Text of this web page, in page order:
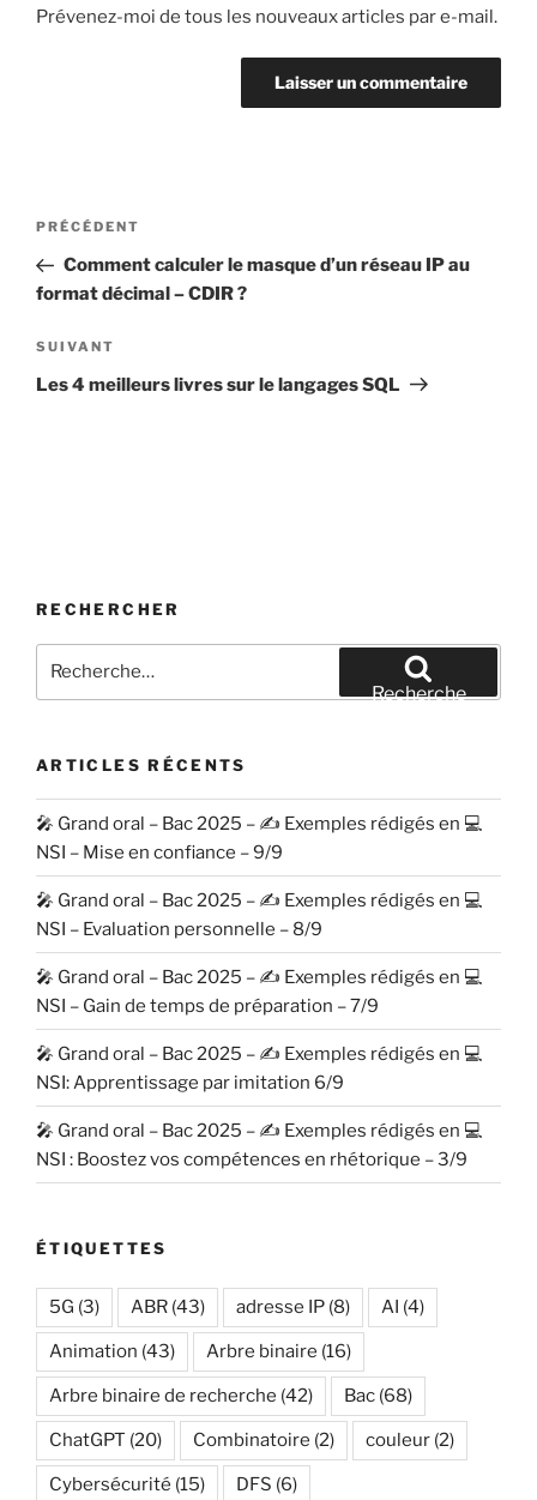
Prévenez-moi de tous les nouveaux articles par e-mail.
Navigation
l’article
Article
précédent
PRÉCÉDENT
Comment calculer le masque d’un réseau IP au
format décimal – CDIR ?
Article
suivant
SUIVANT
Les 4 meilleurs livres sur le langages SQL
RECHERCHER
pour
Recherche
ARTICLES RÉCENTS
🎤 Grand oral – Bac 2025 – ✍️ Exemples rédigés en 💻
NSI – Mise en confiance – 9/9
🎤 Grand oral – Bac 2025 – ✍️ Exemples rédigés en 💻
NSI – Evaluation personnelle – 8/9
🎤 Grand oral – Bac 2025 – ✍️ Exemples rédigés en 💻
NSI – Gain de temps de préparation – 7/9
🎤 Grand oral – Bac 2025 – ✍️ Exemples rédigés en 💻
NSI: Apprentissage par imitation 6/9
🎤 Grand oral – Bac 2025 – ✍️ Exemples rédigés en 💻
NSI : Boostez vos compétences en rhétorique – 3/9
ÉTIQUETTES
5G (3) ABR (43) adresse IP (8) AI (4)
Animation (43) Arbre binaire (16)
Arbre binaire de recherche (42) Bac (68)
ChatGPT (20) Combinatoire (2) couleur (2)
Cybersécurité (15) DFS (6)